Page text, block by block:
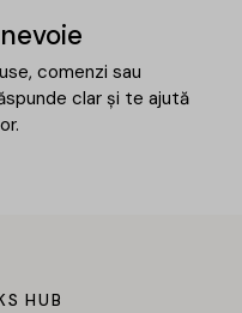
comenzi sau
clar și te ajută
HUB